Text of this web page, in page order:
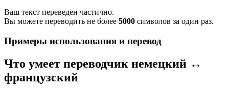
Ваш текст переведен частично.
Вы можете переводить не более 5000 символов за один раз.
Примеры использования и перевод
Что умеет переводчик немецкий ↔
французский